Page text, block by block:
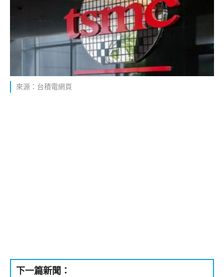
來源：台積電網頁
下一篇新聞：